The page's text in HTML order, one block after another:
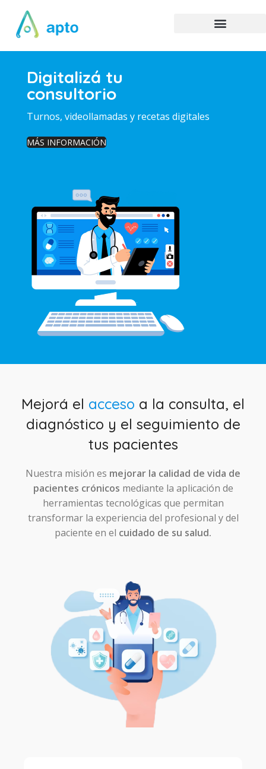
Digitalizá tu
consultorio
Turnos, videollamadas y recetas digitales
MÁS INFORMACIÓN
Mejorá el acceso a la consulta, el
diagnóstico y el seguimiento de
tus pacientes
Nuestra misión es mejorar la calidad de vida de
pacientes crónicos mediante la aplicación de
herramientas tecnológicas que permitan
transformar la experiencia del profesional y del
paciente en el cuidado de su salud.